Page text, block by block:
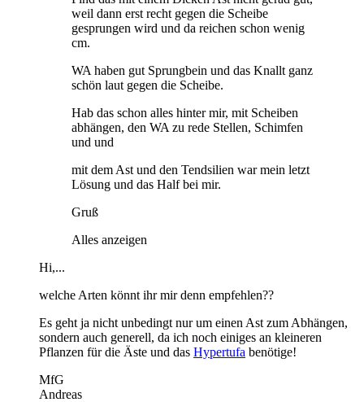
weil dann erst recht gegen die Scheibe
gesprungen wird und da reichen schon wenig
cm.
WA haben gut Sprungbein und das Knallt ganz
schön laut gegen die Scheibe.
Hab das schon alles hinter mir, mit Scheiben
abhängen, den WA zu rede Stellen, Schimfen
und und
mit dem Ast und den Tendsilien war mein letzt
Lösung und das Half bei mir.
Gruß
Alles anzeigen
Hi,...
welche Arten könnt ihr mir denn empfehlen??
Es geht ja nicht unbedingt nur um einen Ast zum Abhängen,
sondern auch generell, da ich noch einiges an kleineren
Pflanzen für die Äste und das Hypertufa benötige!
MfG
Andreas